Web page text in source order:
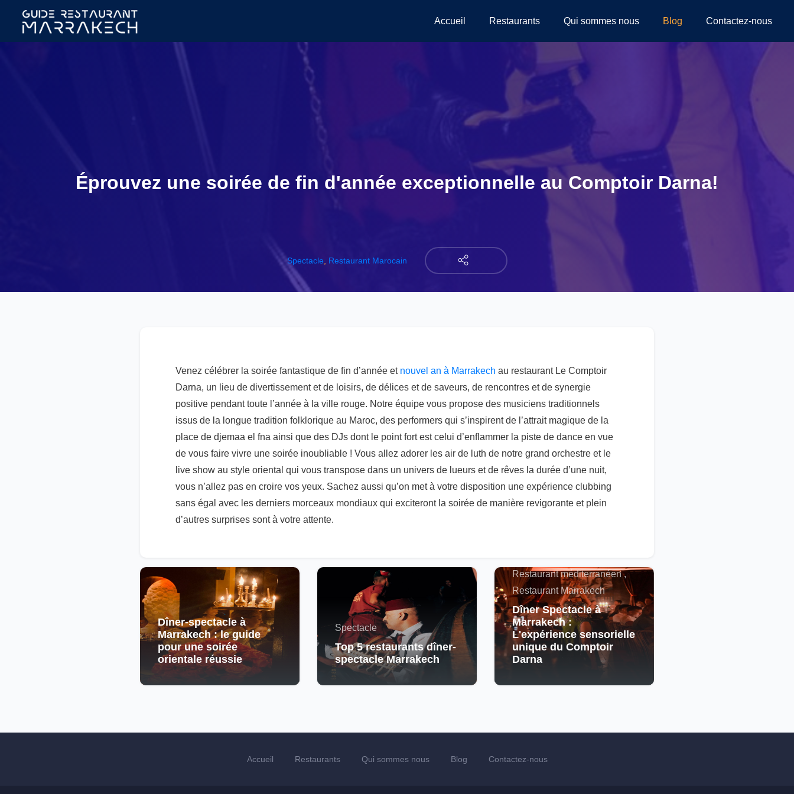
Accueil Restaurants Qui sommes nous Blog Contactez-nous
Éprouvez une soirée de fin d'année exceptionnelle au Comptoir Darna!
Spectacle Restaurant Marocain
Venez célébrer la soirée fantastique de fin d’année et nouvel an à Marrakech au restaurant Le Comptoir
Darna, un lieu de divertissement et de loisirs, de délices et de saveurs, de rencontres et de synergie
positive pendant toute l’année à la ville rouge. Notre équipe vous propose des musiciens traditionnels
issus de la longue tradition folklorique au Maroc, des performers qui s’inspirent de l’attrait magique de la
place de djemaa el fna ainsi que des DJs dont le point fort est celui d’enflammer la piste de dance en vue
de vous faire vivre une soirée inoubliable ! Vous allez adorer les air de luth de notre grand orchestre et le
live show au style oriental qui vous transpose dans un univers de lueurs et de rêves la durée d’une nuit,
vous n’allez pas en croire vos yeux. Sachez aussi qu’on met à votre disposition une expérience clubbing
sans égal avec les derniers morceaux mondiaux qui exciteront la soirée de manière revigorante et plein
d’autres surprises sont à votre attente.
Dîner-spectacle à
Marrakech : le guide
pour une soirée
orientale réussie
Spectacle
Top 5 restaurants dîner-
spectacle Marrakech
Restaurant méditerranéen ,
Restaurant Marrakech
Dîner Spectacle à
Marrakech :
L'expérience sensorielle
unique du Comptoir
Darna
Accueil Restaurants Qui sommes nous Blog Contactez-nous